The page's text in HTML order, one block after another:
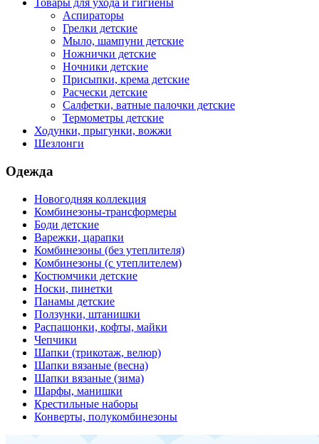
Товары для ухода и гигиены
Аспираторы
Грелки детские
Мыло, шампуни детские
Ножнички детские
Ночники детские
Присыпки, крема детские
Расчески детские
Салфетки, ватные палочки детские
Термометры детские
Ходунки, прыгунки, вожжи
Шезлонги
Одежда
Новогодняя коллекция
Комбинезоны-трансформеры
Боди детские
Варежки, царапки
Комбинезоны (без утеплителя)
Комбинезоны (с утеплителем)
Костюмчики детские
Носки, пинетки
Панамы детские
Ползунки, штанишки
Распашонки, кофты, майки
Чепчики
Шапки (трикотаж, велюр)
Шапки вязаные (весна)
Шапки вязаные (зима)
Шарфы, манишки
Крестильные наборы
Конверты, полукомбинезоны